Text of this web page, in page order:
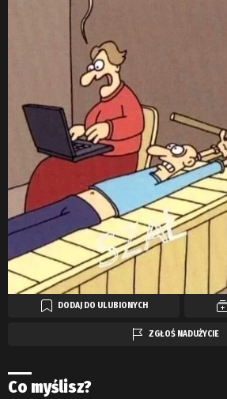
DODAJ DO ULUBIONYCH
ZGŁOŚ NADUŻYCIE
Co myślisz?